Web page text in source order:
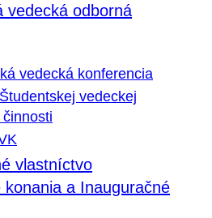
vedecká odborná
vedecká konferencia
vedeckej
vlastníctvo
konania a Inauguračné